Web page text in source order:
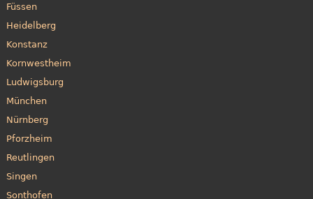
Füssen
Heidelberg
Konstanz
Kornwestheim
Ludwigsburg
München
Nürnberg
Pforzheim
Reutlingen
Singen
Sonthofen